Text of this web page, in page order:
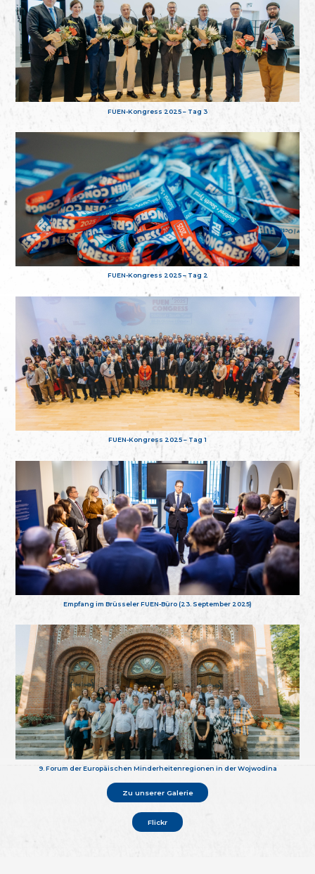
FUEN-Kongress 2025 – Tag 3
FUEN-Kongress 2025 – Tag 2
FUEN-Kongress 2025 – Tag 1
Empfang im Brüsseler FUEN-Büro (23. September 2025)
9. Forum der Europäischen Minderheitenregionen in der Wojwodina
Zu unserer Galerie
Flickr